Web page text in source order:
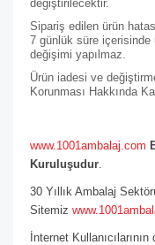
değiştirilecektir.
Sipariş edilen ürün
7 günlük süre içerisinde
değişimi yapılmaz.
Ürün iadesi ve
Korunması Hakkında
www.1001ambalaj.com
Kuruluşudur
30 Yıllık Ambalaj
Sitemiz
İnternet